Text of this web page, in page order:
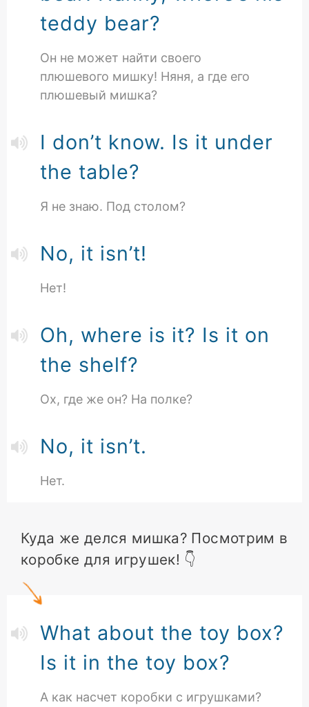
teddy bear?
Он не может найти своего
плюшевого мишку! Няня, а где его
плюшевый мишка?
I don’t know. Is it under
the table?
Я не знаю. Под столом?
No, it isn’t!
Нет!
Oh, where is it? Is it on
the shelf?
Ох, где же он? На полке?
No, it isn’t.
Нет.
Куда же делся мишка? Посмотрим в
коробке для игрушек! 👇
What about the toy box?
Is it in the toy box?
А как насчет коробки с игрушками?